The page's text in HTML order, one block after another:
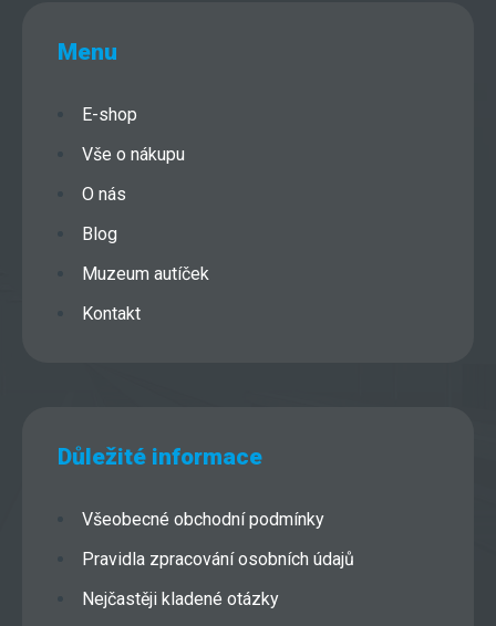
Menu
E-shop
Vše o nákupu
O nás
Blog
Muzeum autíček
Kontakt
Důležité informace
Všeobecné obchodní podmínky
Pravidla zpracování osobních údajů
Nejčastěji kladené otázky